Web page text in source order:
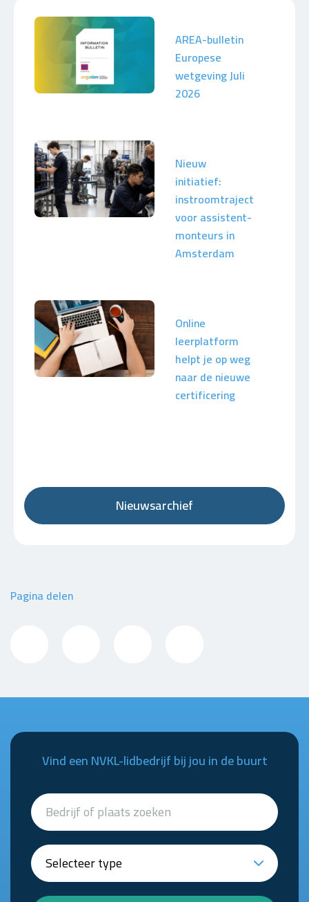
AREA-bulletin
Europese
wetgeving Juli
2026
Nieuw
initiatief:
instroomtraject
voor assistent-
monteurs in
Amsterdam
Online
leerplatform
helpt je op weg
naar de nieuwe
certificering
Nieuwsarchief
Pagina delen
Vind een NVKL-lidbedrijf bij jou in de buurt